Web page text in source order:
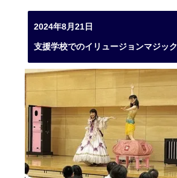
2024年8月21日
支援学校でのイリュージョンマジック